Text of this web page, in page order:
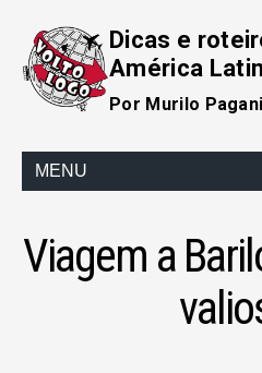
Dicas e
América
Por Murilo Pagani
MENU
Viagem a